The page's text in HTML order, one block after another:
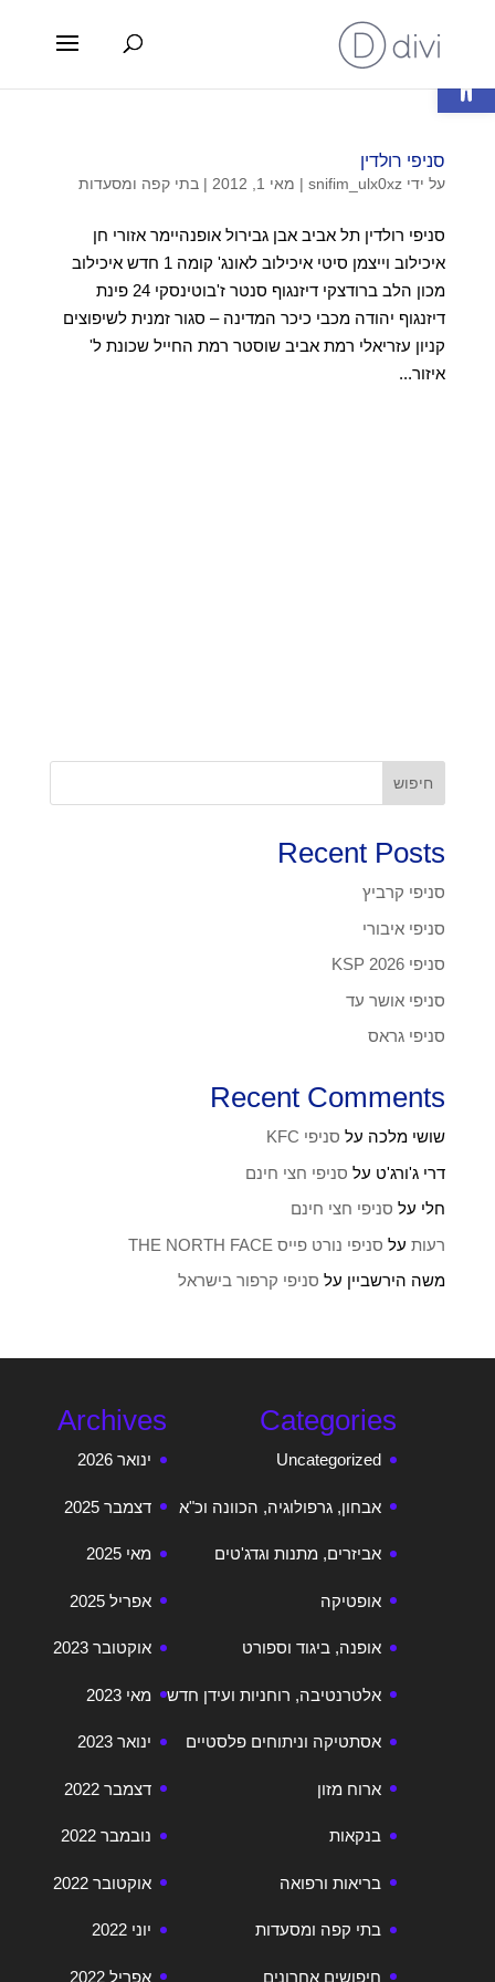
סניפי רולדין
על ידי snifim_ulx0xz
| מאי 1, 2012 | בתי קפה ומסעדות
סניפי רולדין תל אביב אבן גבירול אופנהיימר אזורי חן
איכילוב וייצמן סיטי איכילוב לאונג' קומה 1 חדש איכילוב
מכון הלב ברודצקי דיזנגוף סנטר ז'בוטינסקי 24 פינת
דיזנגוף יהודה מכבי כיכר המדינה – סגור זמנית לשיפוצים
קניון עזריאלי רמת אביב שוסטר רמת החייל שכונת ל'
איזור...
חיפוש
Recent Posts
סניפי קרביץ
סניפי איבורי
סניפי KSP 2026
סניפי אושר עד
סניפי גראס
Recent Comments
שושי מלכה על סניפי KFC
דרי ג'ורג'ט על סניפי חצי חינם
חלי על סניפי חצי חינם
רעותעל סניפי נורט פייס THE NORTH FACE
משה הירשביין על סניפי קרפור בישראל
Archives
ינואר 2026
דצמבר 2025
מאי 2025
אפריל 2025
אוקטובר 2023
מאי 2023
ינואר 2023
דצמבר 2022
נובמבר 2022
אוקטובר 2022
יוני 2022
אפריל 2022
Categories
Uncategorized
אבחון, גרפולוגיה, הכוונה וכ"א
אביזרים, מתנות וגדג'טים
אופטיקה
אופנה, ביגוד וספורט
אלטרנטיבה, רוחניות ועידן חדש
אסתטיקה וניתוחים פלסטיים
ארוח מזון
בנקאות
בריאות ורפואה
בתי קפה ומסעדות
חיפושים אחרונים
פתח סרגל נגישות